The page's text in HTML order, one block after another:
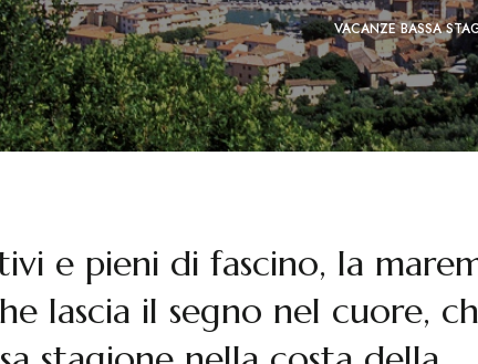
VACANZE BASSA
e pieni di fascino, la
lascia il segno nel cuore,